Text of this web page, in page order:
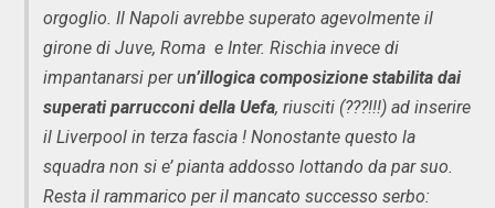
orgoglio. Il Napoli avrebbe superato agevolmente il
girone di Juve, Roma e Inter. Rischia invece di
impantanarsi per un’illogica composizione stabilita dai
superati parrucconi della Uefa, riusciti (???!!!) ad inserire
il Liverpool in terza fascia ! Nonostante questo la
squadra non si e’ pianta addosso lottando da par suo.
Resta il rammarico per il mancato successo serbo: